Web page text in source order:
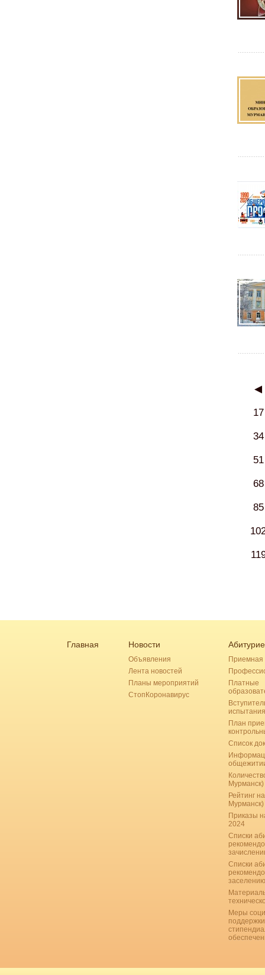
◀
17
34
51
68
85
Главная Новости
Объявления
Лента новостей
Планы мероприятий
СтопКоронавирус
Приемная
Платные
испытания
План
Список
Мурманск)
Рейтинг
Мурманск)
Приказы
2024
Списки
Списки
Меры